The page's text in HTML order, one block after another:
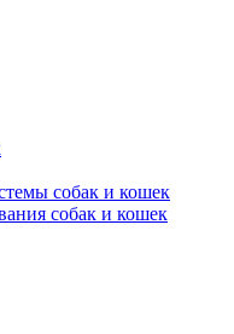
собак и кошек
собак и кошек